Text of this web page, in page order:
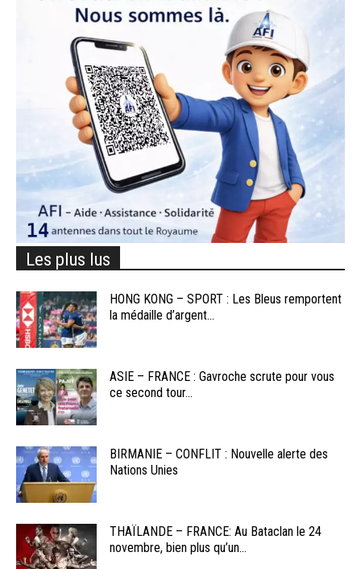
Les plus lus
HONG KONG – SPORT : Les Bleus remportent
la médaille d’argent...
ASIE – FRANCE : Gavroche scrute pour vous
ce second tour...
BIRMANIE – CONFLIT : Nouvelle alerte des
Nations Unies
THAÏLANDE – FRANCE: Au Bataclan le 24
novembre, bien plus qu’un...